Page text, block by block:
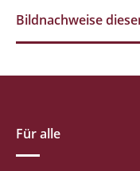
Bildnachweise
Für alle